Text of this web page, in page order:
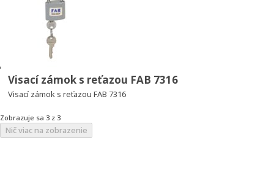
Visací zámok s reťazou FAB 7316
Visací zámok s reťazou FAB 7316
Zobrazuje sa 3 z 3
Nič viac na zobrazenie